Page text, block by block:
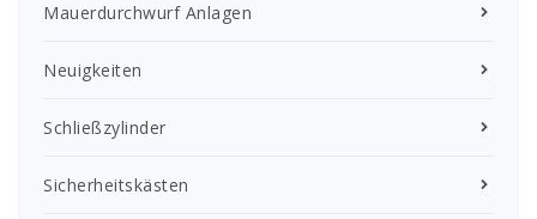
Mauerdurchwurf Anlagen
Neuigkeiten
Schließzylinder
Sicherheitskästen